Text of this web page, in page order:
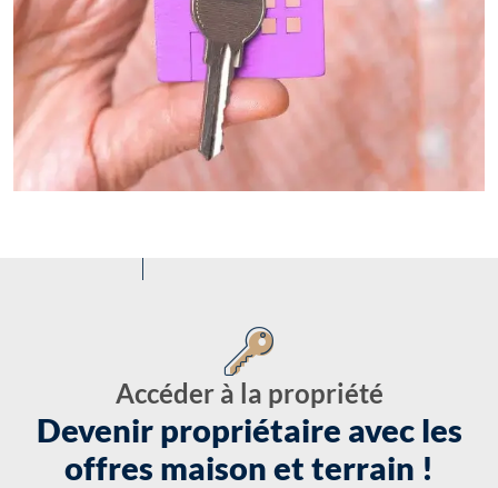
Accéder à la propriété
Devenir propriétaire avec les
offres maison et terrain !